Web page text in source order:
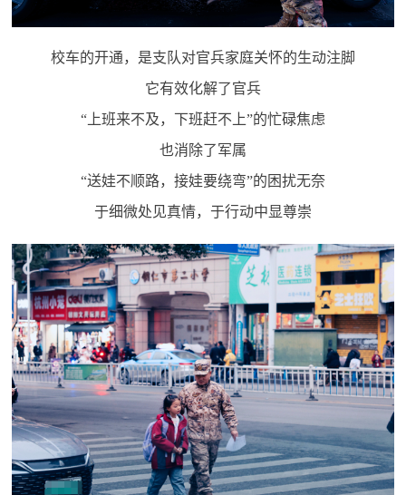
国
旅
关
们
校车的开通，是支队对官兵家庭关怀的生动注脚
它有效化解了官兵
“上班来不及，下班赶不上”的忙碌焦虑
也消除了军属
“送娃不顺路，接娃要绕弯”的困扰无奈
于细微处见真情，于行动中显尊崇